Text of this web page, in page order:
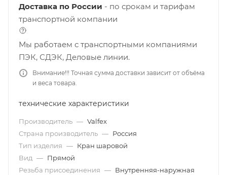
Доставка по России - по срокам и тарифам
транспортной компании
Мы работаем с транспортными компаниями
ПЭК, СДЭК, Деловые линии.
Внимание!!! Точная сумма доставки зависит от объёма
и веса товара.
технические характеристики
Производитель — Valfex
Страна производитель — Россия
Тип изделия — Кран шаровой
Вид — Прямой
Резьба присоединения — Внутренняя-наружная